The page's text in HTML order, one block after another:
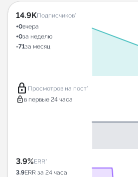
14.9KПодписчиков*
+0вчера
+0за неделю
-71за месяц
lock Просмотров на пост*
lock в первые 24 часа
3.9%ERR*
3.9ERR за 24 часа